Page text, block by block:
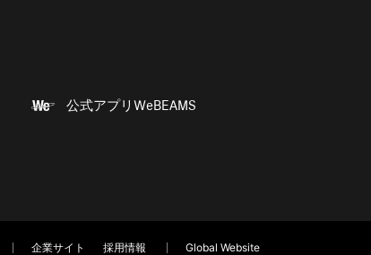
公式アプリWeBEAMS
企業サイト 採用情報 Global Website